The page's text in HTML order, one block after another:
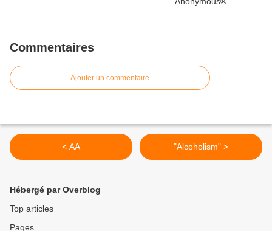
Commentaires
Ajouter un commentaire
< AA "Alcoholism" >
Hébergé par Overblog
Top articles
Pages